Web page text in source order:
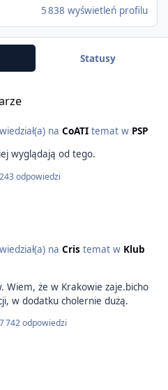
5 838 wyświetleń profilu
Statusy
na CoATItemat w PSP
wyglądają od tego.
243 odpowiedzi
na Cristemat w Klub
Wiem, że w Krakowie zaje.bicho
w dodatku cholernie dużą.
7 742 odpowiedzi